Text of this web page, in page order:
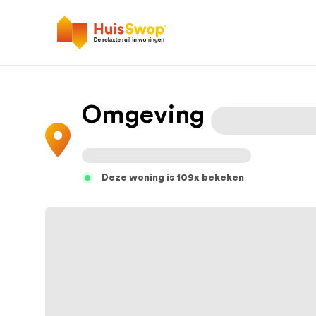
Omgeving
Deze woning is 109x bekeken